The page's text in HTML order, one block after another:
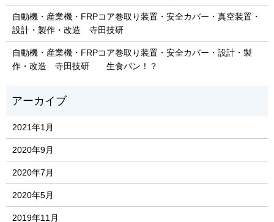
自動機・産業機・FRPコア巻取り装置・安全カバー・真空装置・
設計・製作・改造 寺田技研
自動機・産業機・FRPコア巻取り装置・安全カバー・設計・製
作・改造 寺田技研 生食パン！？
2021年1月
2020年9月
2020年7月
2020年5月
2019年11月